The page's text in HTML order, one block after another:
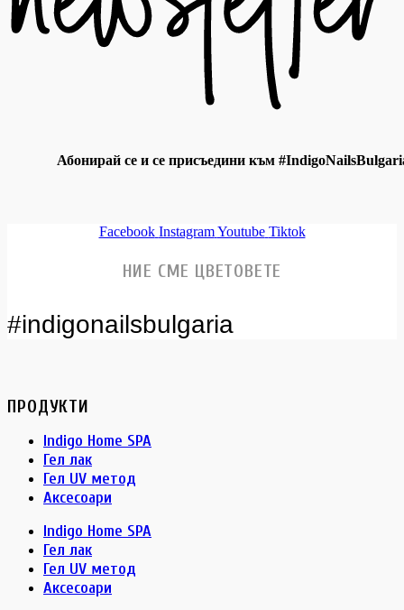
Абонирай се и се присъедини към
Facebook Instagram Youtube Tiktok
НИЕ СМЕ ЦВЕТОВЕТЕ
#indigonailsbulgaria
ПРОДУКТИ
Indigo Home SPA
Гел лак
Гел UV метод
Аксесоари
Indigo Home SPA
Гел лак
Гел UV метод
Аксесоари